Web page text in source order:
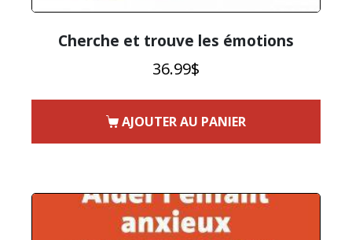
Cherche et trouve les émotions
36.99$
AJOUTER AU PANIER